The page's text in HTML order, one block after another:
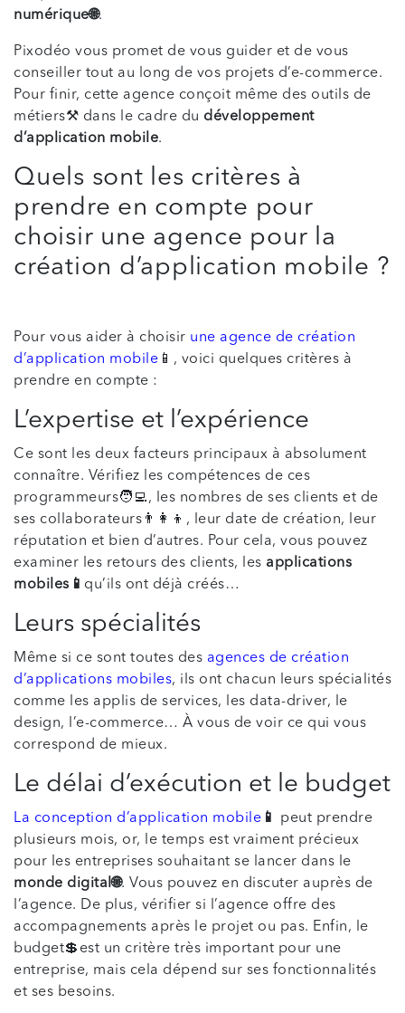
numérique🌐.
Pixodéo vous promet de vous guider et de vous
conseiller tout au long de vos projets d’e-commerce.
Pour finir, cette agence conçoit même des outils de
métiers⚒️ dans le cadre du développement
d’application mobile.
Quels sont les critères à
prendre en compte pour
choisir une agence pour la
création d’application mobile ?
Pour vous aider à choisir une agence de création
d’application mobile 📱, voici quelques critères à
prendre en compte :
L’expertise et l’expérience
Ce sont les deux facteurs principaux à absolument
connaître. Vérifiez les compétences de ces
programmeurs🧑‍💻, les nombres de ses clients et de
ses collaborateurs👨‍👩‍👦, leur date de création, leur
réputation et bien d’autres. Pour cela, vous pouvez
examiner les retours des clients, les applications
mobiles📱 qu’ils ont déjà créés…
Leurs spécialités
Même si ce sont toutes des agences de création
d’applications mobiles, ils ont chacun leurs spécialités
comme les applis de services, les data-driver, le
design, l’e-commerce… À vous de voir ce qui vous
correspond de mieux.
Le délai d’exécution et le budget
La conception d’application mobile 📱
peut prendre
plusieurs mois, or, le temps est vraiment précieux
pour les entreprises souhaitant se lancer dans le
monde digital🌐. Vous pouvez en discuter auprès de
l’agence. De plus, vérifier si l’agence offre des
accompagnements après le projet ou pas. Enfin, le
budget💲est un critère très important pour une
entreprise, mais cela dépend sur ses fonctionnalités
et ses besoins.